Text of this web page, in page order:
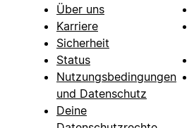
Über uns
Karriere
Sicherheit
Status
Nutzungsbedingungen
und Datenschutz
Deine